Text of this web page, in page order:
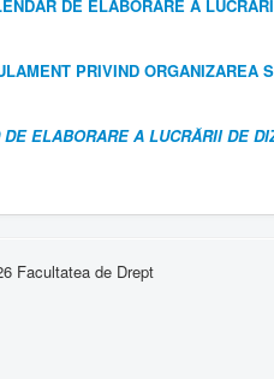
DE ELABORARE A
PRIVIND ORGANIZAREA
DE ELABORARE A LUCRĂRII DE
Facultatea de Drept